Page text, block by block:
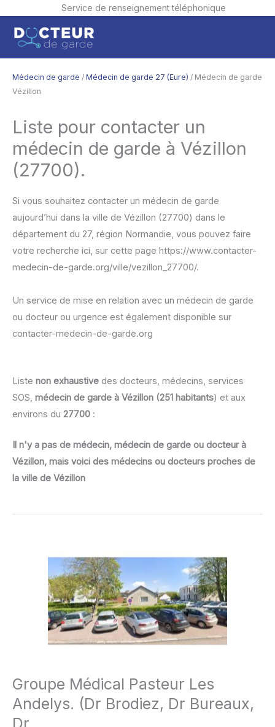
Service de renseignement téléphonique
contenu
Médecin de garde / Médecin de garde 27 (Eure) / Médecin de garde
Vézillon
Liste pour contacter un
médecin de garde à Vézillon
(27700).
Si vous souhaitez contacter un médecin de garde
aujourd’hui dans la ville de Vézillon (27700) dans le
département du 27, région Normandie, vous pouvez faire
votre recherche ici, sur cette page https://www.contacter-
medecin-de-garde.org/ville/vezillon_27700/.
Un service de mise en relation avec un médecin de garde
ou docteur ou urgence est également disponible sur
contacter-medecin-de-garde.org
Liste non exhaustive des docteurs, médecins, services
SOS, médecin de garde à Vézillon (251 habitants) et aux
environs du 27700 :
Il n'y a pas de médecin, médecin de garde ou docteur à
Vézillon, mais voici des médecins ou docteurs proches de
la ville de Vézillon
Groupe Médical Pasteur Les
Andelys. (Dr Brodiez, Dr Bureaux,
Dr